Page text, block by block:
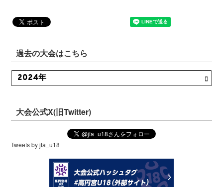
過去の大会はこちら
大会公式X(旧Twitter)
Tweets by jfa_u18